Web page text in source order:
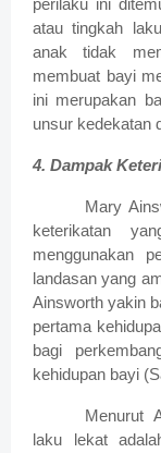
perilaku ini
atau tingkah
anak tidak
membuat bayi
ini merupakan
unsur kedekatan
4. Dampak
Mary
keterikatan
menggunakan
landasan yang
Ainsworth yakin
pertama
bagi
kehidupan bayi
Menurut
laku lekat